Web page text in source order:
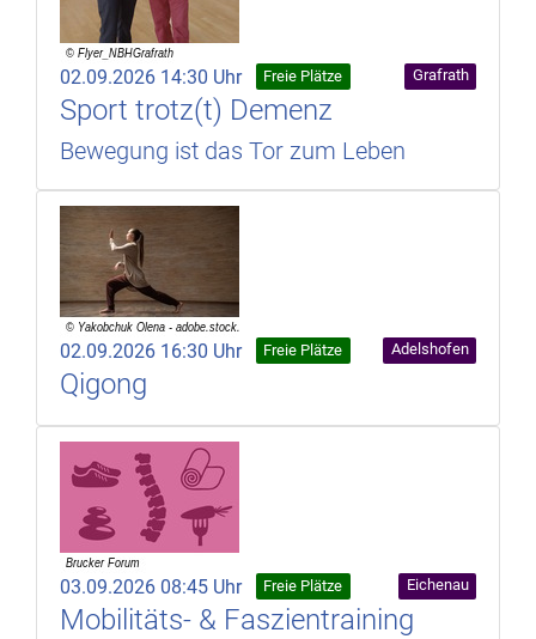
02.09.2026 14:30 Uhr Freie Plätze Grafrath
Sport trotz(t) Demenz
Bewegung ist das Tor zum Leben
02.09.2026 16:30 Uhr Freie Plätze Adelshofen
Qigong
03.09.2026 08:45 Uhr Freie Plätze Eichenau
Mobilitäts- & Faszientraining